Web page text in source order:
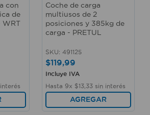
con
de
WRT
Coche de carga
multiusos de 2
posiciones y 385kg de
carga - PRETUL
SKU: 491125
$119,99
Incluye IVA
Hasta 9x $13 33 sin interés
AGREGAR